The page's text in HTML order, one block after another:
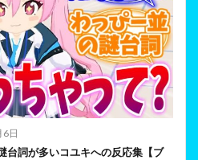
日
台詞が多いコユキへの反応集【ブ